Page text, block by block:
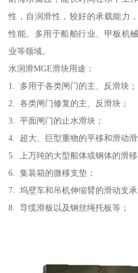
性，自润滑性，较好的承载能力
性能。多用于船舶行业、甲板机
业等领域。
水润滑MGE滑块用途：
1. 多用于各类闸门的主、反滑块；
2. 各类闸门修复的主、反滑块；
3. 平面闸门的止水滑块；
4. 超大、巨型重物的平移和滑动滑
5. 上万吨的大型船体或钢体的滑移
6. 集装箱的微移支垫；
7. 坞壁车和吊机伸缩臂的滑动支承
8. 导缆滑板以及钢丝绳托板等；